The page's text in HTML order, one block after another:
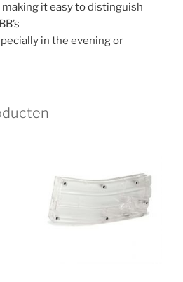
it easy to distinguish
in the evening or